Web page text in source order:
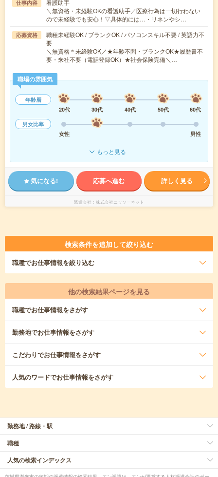
仕事内容
看護助手
＼無資格・未経験OKの看護助手／医療行為は一切行わない
ので未経験でも安心！▽具体的には…・リネンやシ…
応募資格
職種未経験OK / ブランクOK / パソコンスキル不要 / 英語力不
要
＼無資格＊未経験OK／★年齢不問・ブランクOK★履歴書不
要・来社不要（電話登録OK）★社会保険完備＼…
職場の雰囲気
年齢層
20代
30代 40代 50代
60代
男女比率
女性
男性
もっと見る
気になる! 応募へ進む 詳しく見る
派遣会社 株式会社ニッソーネット
検索条件を追加して絞り込む
職種でお仕事情報を絞り込む
他の検索結果ページを見る
職種でお仕事情報をさがす
勤務地でお仕事情報をさがす
こだわりでお仕事情報をさがす
人気のワードでお仕事情報をさがす
勤務地 / 路線・駅
職種
人気の検索インデックス